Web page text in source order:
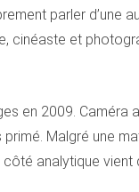
parler d’une
cinéaste et
en 2009. Caméra
Malgré une
analytique